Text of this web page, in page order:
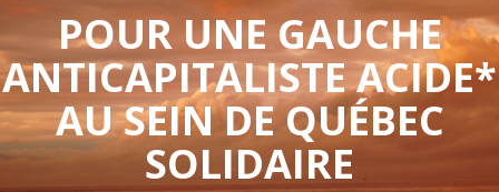
POUR UNE GAUCHE
ANTICAPITALISTE ACIDE*
AU SEIN DE QUÉBEC
SOLIDAIRE